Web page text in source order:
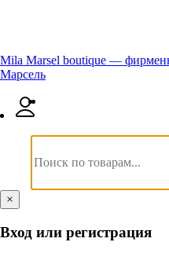
Mila Marsel boutique —
Марсель
×
Вход или регистрация